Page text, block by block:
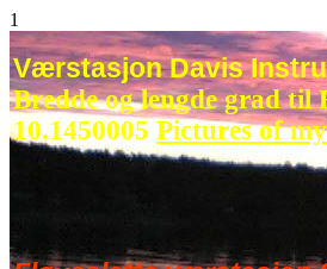
1
Værstasjon Davis
Bredde og lengde grad til
10.1450005 Pictures of